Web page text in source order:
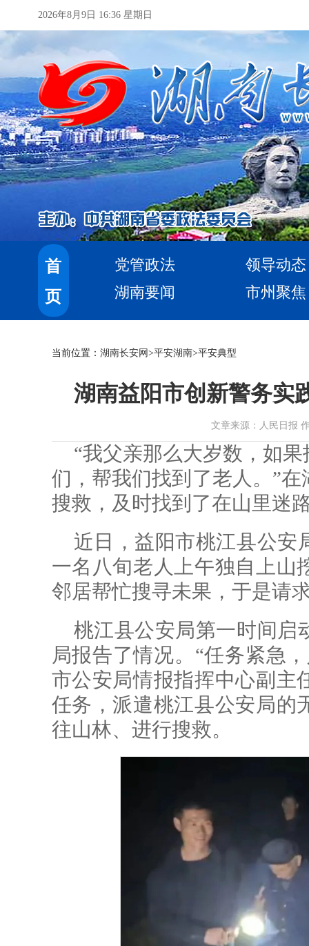
2026年8月9日 16:36 星期日
首
页
党管政法
领导动态
湖南要闻
市州聚焦
当前位置： 湖南长安网 >平安湖南>平安典型
湖南益阳市创新警务实
文章来源：人民日报
“我父亲那么大岁数，如
们，帮我们找到了老人。”
搜救，及时找到了在山里迷
近日，益阳市桃江县公安
一名八旬老人上午独自上山
邻居帮忙搜寻未果，于是请
桃江县公安局第一时间启
局报告了情况。“任务紧急
市公安局情报指挥中心副主
任务，派遣桃江县公安局的
往山林、进行搜救。